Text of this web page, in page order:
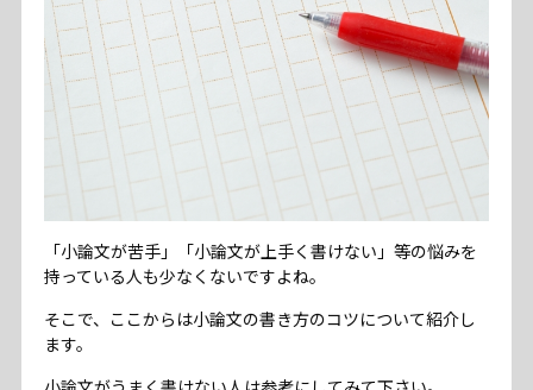
「小論文が苦手」「小論文が上手く書けない」等の悩みを
持っている人も少なくないですよね。
そこで、ここからは小論文の書き方のコツについて紹介し
ます。